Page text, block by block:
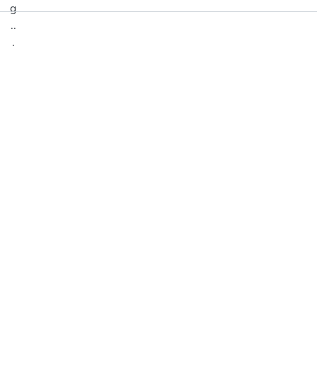
g
..
.